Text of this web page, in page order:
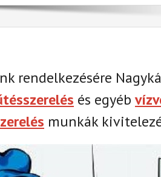
rendelkezésére
és egyéb
munkák